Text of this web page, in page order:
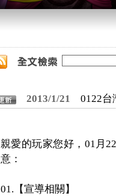
2013/1/21 0122台
親愛的玩家您好，01月
意：
01.【宣導相關】